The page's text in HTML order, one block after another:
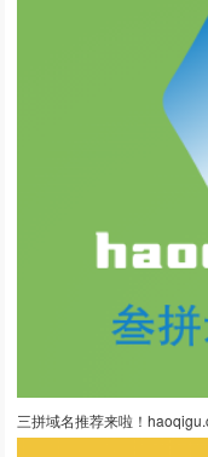
三拼域名推荐来啦！